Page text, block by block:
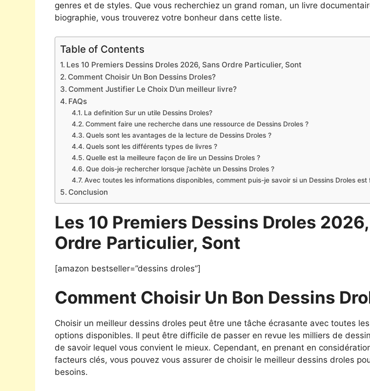
genres et de styles. Que vous recherchiez un grand roman, un livre
biographie, vous trouverez votre bonheur dans cette liste.
Table of Contents
Les 10 Premiers Dessins Droles 2026, Sans Ordre Particulier, Sont
Comment Choisir Un Bon Dessins Droles?
Comment Justifier Le Choix D’un meilleur livre?
FAQs
La definition Sur un utile Dessins Droles?
Comment faire une recherche dans une ressource de Dessins Droles ?
Quels sont les avantages de la lecture de Dessins Droles ?
Quels sont les différents types de livres ?
Quelle est la meilleure façon de lire un Dessins Droles ?
Que dois-je rechercher lorsque j’achète un Dessins Droles ?
Avec toutes les informations disponibles, comment puis-je savoir si un Dessins Droles est
Conclusion
Les 10 Premiers Dessins Droles
Ordre Particulier, Sont
[amazon bestseller=”dessins droles”]
Comment Choisir Un Bon Dessins
Choisir un meilleur dessins droles peut être une tâche écrasante avec toutes
options disponibles. Il peut être difficile de passer en revue les milliers de
de savoir lequel vous convient le mieux. Cependant, en prenant en
facteurs clés, vous pouvez vous assurer de choisir le meilleur dessins droles
besoins.